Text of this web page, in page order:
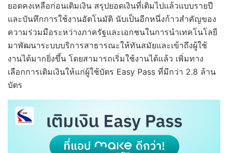
ยอดคงเหลือก่อนเติมเงิน สรุปยอดเงินที่เติมไปแล้วแบบรายปี
และบันทึกการใช้งานอัตโนมัติ นับเป็นอีกหนึ่งก้าวสำคัญของ
ความร่วมมือระหว่างภาครัฐและเอกชนในการนำเทคโนโลยี
มาพัฒนาระบบบริการสาธารณะให้ทันสมัยและเข้าถึงผู้ใช้
งานได้มากยิ่งขึ้น โดยสามารถเริ่มใช้งานได้แล้ว เพิ่มทาง
เลือกการเติมเงินให้แก่ผู้ใช้บัตร Easy Pass ที่มีกว่า 2.8 ล้าน
บัตร